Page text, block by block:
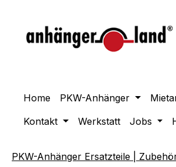
Home PKW-Anhänger
Kontakt
Werkstatt Jobs
PKW-Anhänger Ersatzteile |